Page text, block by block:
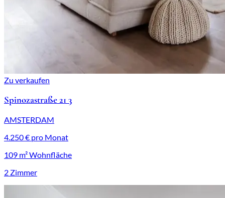
Zu verkaufen
Spinozastraße 21 3
AMSTERDAM
4.250 € pro Monat
109 m² Wohnfläche
2 Zimmer